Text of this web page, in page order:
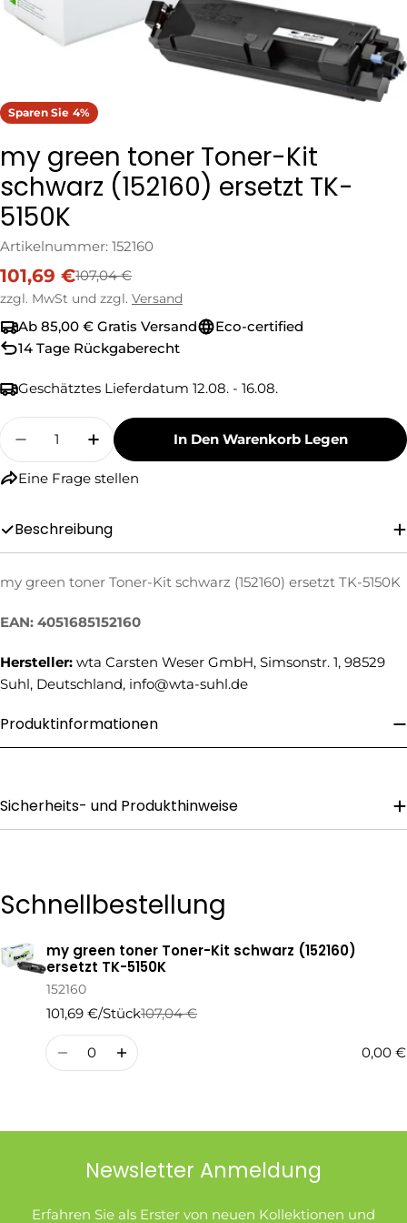
Sparen Sie 4%
my green toner Toner-Kit
schwarz (152160) ersetzt TK-
5150K
Artikelnummer: 152160
Verkaufspreis
101,69 €
Regulärer
Preis
107,04 €
zzgl. MwSt und zzgl. Versand
Ab 85,00 € Gratis Versand
Eco-certified
14 Tage Rückgaberecht
Geschätztes Lieferdatum 12.08. - 16.08.
Menge
Menge Für My Green Toner Toner-Kit
Menge Für My Green Toner Toner-
In Den Warenkorb Legen
Eine Frage stellen
Eine Frage stellen
Ihr
Ihre
E-
Ihre
Frage Senden
Beschreibung
my green toner Toner-Kit schwarz (152160) ersetzt TK-5150K
EAN: 4051685152160
Hersteller: wta Carsten Weser GmbH, Simsonstr. 1, 98529
Suhl, Deutschland, info@wta-suhl.de
Produktinformationen
Sicherheits- und Produkthinweise
Schnellbestellung
Ihr
Warenkorb
my green toner Toner-Kit schwarz (152160)
ersetzt TK-5150K
152160
101,69 €/Stück
Regulärer
Preis
107,04 €
Verkaufspreis
Menge
0,00 €
Newsletter Anmeldung
Erfahren Sie als Erster von neuen Kollektionen und